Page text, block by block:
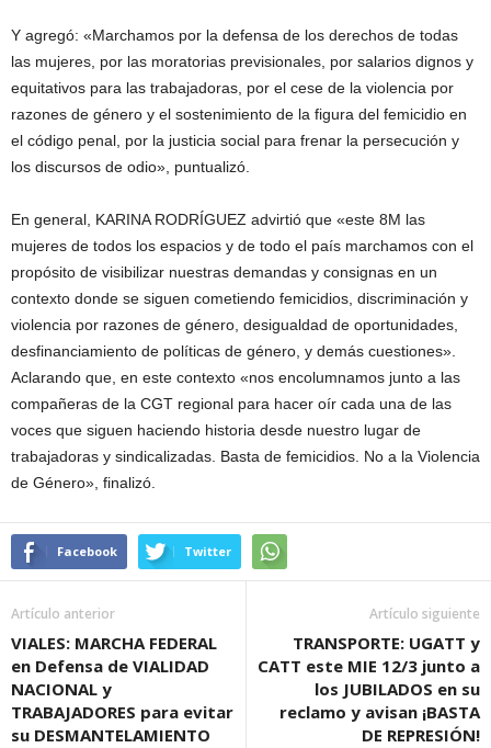
Y agregó: «Marchamos por la defensa de los derechos de todas
las mujeres, por las moratorias previsionales, por salarios dignos y
equitativos para las trabajadoras, por el cese de la violencia por
razones de género y el sostenimiento de la figura del femicidio en
el código penal, por la justicia social para frenar la persecución y
los discursos de odio», puntualizó.
En general, KARINA RODRÍGUEZ advirtió que «este 8M las
mujeres de todos los espacios y de todo el país marchamos con el
propósito de visibilizar nuestras demandas y consignas en un
contexto donde se siguen cometiendo femicidios, discriminación y
violencia por razones de género, desigualdad de oportunidades,
desfinanciamiento de políticas de género, y demás cuestiones».
Aclarando que, en este contexto «nos encolumnamos junto a las
compañeras de la CGT regional para hacer oír cada una de las
voces que siguen haciendo historia desde nuestro lugar de
trabajadoras y sindicalizadas. Basta de femicidios. No a la Violencia
de Género», finalizó.
Facebook Twitter
Artículo anterior
VIALES: MARCHA FEDERAL
en Defensa de VIALIDAD
NACIONAL y
TRABAJADORES para evitar
su DESMANTELAMIENTO
Artículo siguiente
TRANSPORTE: UGATT y
CATT este MIE 12/3 junto a
los JUBILADOS en su
reclamo y avisan ¡BASTA
DE REPRESIÓN!